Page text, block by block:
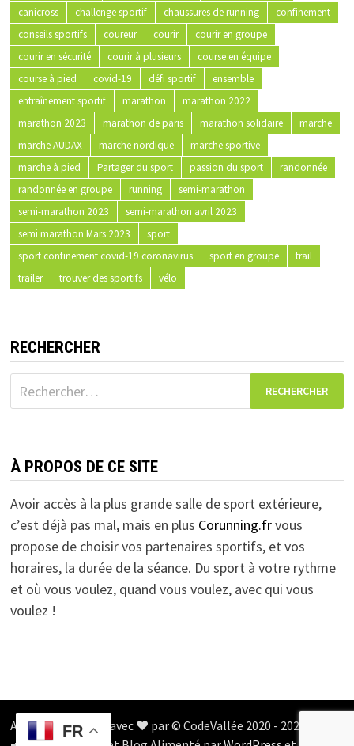
canicross
challenge sportif chaussures de running
confinement
conseils sportifs
coureur courir
courir en groupe
courir en sécurité
courir à plusieurs
course en équipe
course à pied
covid-19 défi sportif
ensemble
entraînement sportif
marathon
marathon 2022
marathon 2023
marathon de paris marathon solidaire
marche
marche AUDAX
marche nordique
marche sportive
marche à pied
Partager du sport passion du sport
randonnée
randonnée en groupe
running
semi-marathon
semi-marathon 2023
semi-marathon avril 2023
semi marathon Mars 2023
sport
sport confinement covid-19 coronavirus
sport en groupe
trail
trailer
trouver des sportifs vélo
RECHERCHER
Rechercher :
À PROPOS DE CE SITE
Avoir accès à la plus grande salle de sport extérieure,
c’est déjà pas mal, mais en plus Corunning.frvous
propose de choisir vos partenaires sportifs, et vos
horaires, la durée de la séance. Du sport à votre rythme
et où vous voulez, quand vous voulez, avec qui vous
voulez !
Apps développées avec ❤️ par © CodeVallée 2020 - 2025 en 🌳
FR